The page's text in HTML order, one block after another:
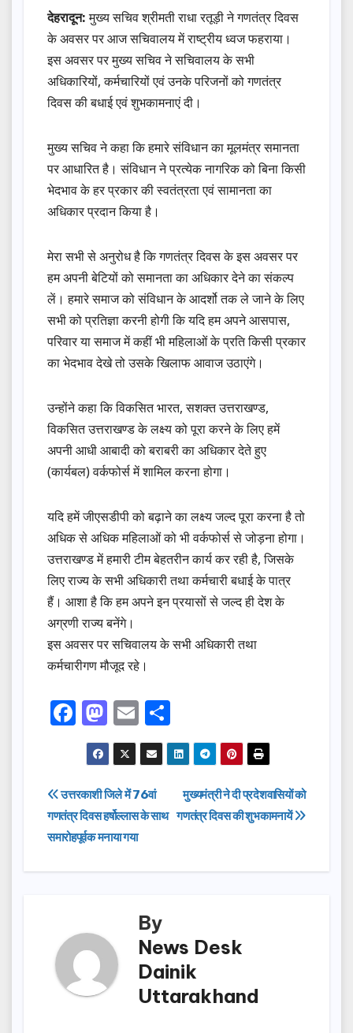
देहरादून:मुख्य सचिव श्रीमती राधा रतूड़ी ने गणतंत्र दिवस
के अवसर पर आज सचिवालय में राष्ट्रीय ध्वज फहराया।
इस अवसर पर मुख्य सचिव ने सचिवालय के सभी
अधिकारियों, कर्मचारियों एवं उनके परिजनों को गणतंत्र
दिवस की बधाई एवं शुभकामनाएं दी।
मुख्य सचिव ने कहा कि हमारे संविधान का मूलमंत्र समानता
पर आधारित है। संविधान ने प्रत्येक नागरिक को बिना किसी
भेदभाव के हर प्रकार की स्वतंत्रता एवं सामानता का
अधिकार प्रदान किया है।
मेरा सभी से अनुरोध है कि गणतंत्र दिवस के इस अवसर पर
हम अपनी बेटियों को समानता का अधिकार देने का संकल्प
लें। हमारे समाज को संविधान के आदर्शो तक ले जाने के लिए
सभी को प्रतिज्ञा करनी होगी कि यदि हम अपने आसपास,
परिवार या समाज में कहीं भी महिलाओं के प्रति किसी प्रकार
का भेदभाव देखे तो उसके खिलाफ आवाज उठाएंगे।
उन्होंने कहा कि विकसित भारत, सशक्त उत्तराखण्ड,
विकसित उत्तराखण्ड के लक्ष्य को पूरा करने के लिए हमें
अपनी आधी आबादी को बराबरी का अधिकार देते हुए
(कार्यबल) वर्कफोर्स में शामिल करना होगा।
यदि हमें जीएसडीपी को बढ़ाने का लक्ष्य जल्द पूरा करना है तो
अधिक से अधिक महिलाओं को भी वर्कफोर्स से जोड़ना होगा।
उत्तराखण्ड में हमारी टीम बेहतरीन कार्य कर रही है, जिसके
लिए राज्य के सभी अधिकारी तथा कर्मचारी बधाई के पात्र
हैं। आशा है कि हम अपने इन प्रयासों से जल्द ही देश के
अग्रणी राज्य बनेंगे।
इस अवसर पर सचिवालय के सभी अधिकारी तथा
कर्मचारीगण मौजूद रहे।
F
a
c
e
b
o
o
M
a
st
o
d
o
n
E
m
ail
h
ar
e
Post
navigation
मुख्यमंत्री ने दी प्रदेशवासियों को
गणतंत्र दिवस की शुभकामनायें
उत्तरकाशी जिले में 76वां
गणतंत्र दिवस हर्षोल्लास के साथ
समारोहपूर्वक मनाया गया
By
News Desk
Dainik
Uttarakhand